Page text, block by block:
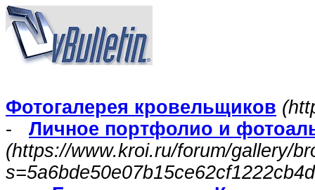
Фотогалерея кровельщиков
- Личное портфолио и
(https://www.kroi.ru/forum/gallery/